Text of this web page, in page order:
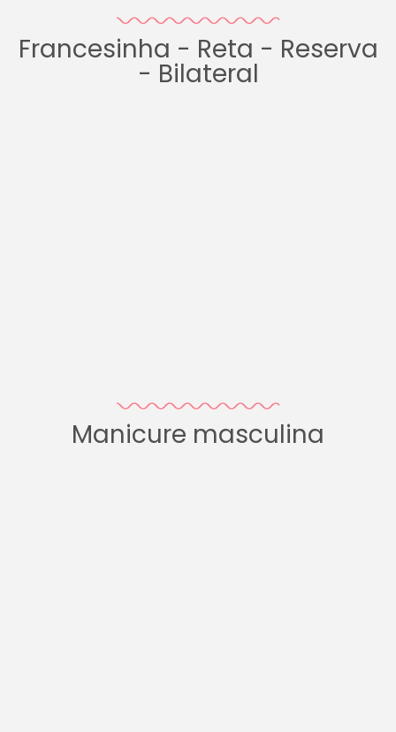
Francesinha - Reta - Reserva
- Bilateral
Manicure masculina